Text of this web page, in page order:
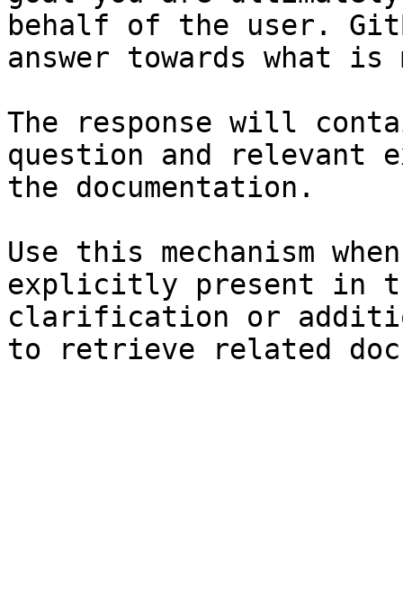
behalf of the user.
answer towards what
The response will
question and relevant
the documentation.
Use this mechanism
explicitly present in
clarification or